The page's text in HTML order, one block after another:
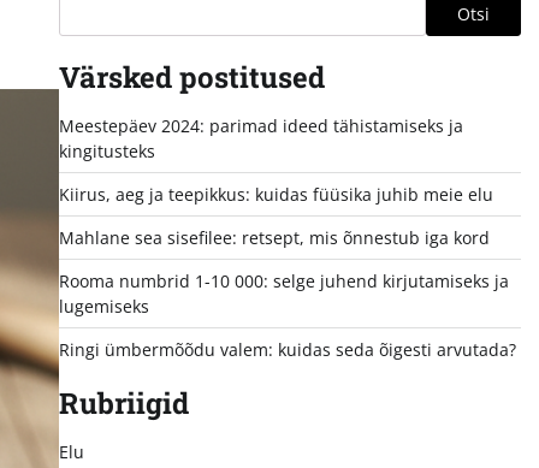
Otsi
Värsked postitused
Meestepäev 2024: parimad ideed tähistamiseks ja
kingitusteks
Kiirus, aeg ja teepikkus: kuidas füüsika juhib meie elu
Mahlane sea sisefilee: retsept, mis õnnestub iga kord
Rooma numbrid 1-10 000: selge juhend kirjutamiseks ja
lugemiseks
Ringi ümbermõõdu valem: kuidas seda õigesti arvutada?
Rubriigid
Elu